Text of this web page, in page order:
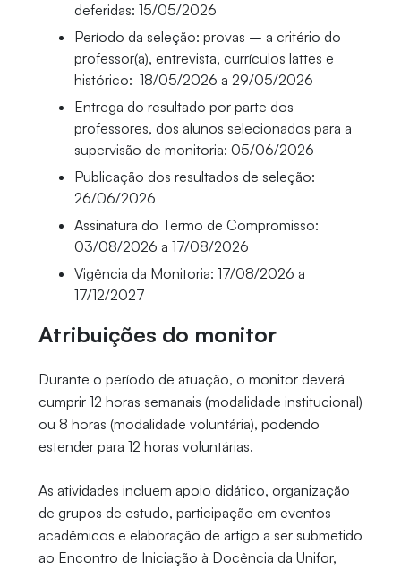
deferidas: 15/05/2026
Período da seleção: provas – a critério do
professor(a), entrevista, currículos lattes e
histórico: 18/05/2026 a 29/05/2026
Entrega do resultado por parte dos
professores, dos alunos selecionados para a
supervisão de monitoria: 05/06/2026
Publicação dos resultados de seleção:
26/06/2026
Assinatura do Termo de Compromisso:
03/08/2026 a 17/08/2026
Vigência da Monitoria: 17/08/2026 a
17/12/2027
Atribuições do monitor
Durante o período de atuação, o monitor deverá
cumprir 12 horas semanais (modalidade institucional)
ou 8 horas (modalidade voluntária), podendo
estender para 12 horas voluntárias.
As atividades incluem apoio didático, organização
de grupos de estudo, participação em eventos
acadêmicos e elaboração de artigo a ser submetido
ao Encontro de Iniciação à Docência da Unifor,